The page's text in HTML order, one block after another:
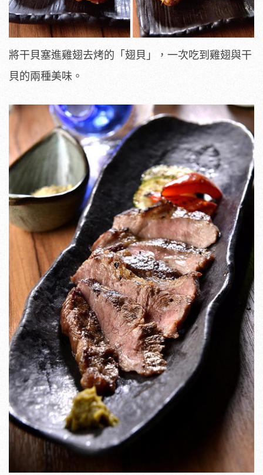
將干貝塞進雞翅去烤的「翅貝」，一次吃到雞翅與干
貝的兩種美味。